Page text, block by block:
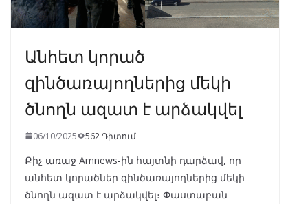
Անհետ կորած
զինծառայողներից մեկի
ծնողն ազատ է արձակվել
06/10/2025 562 Դիտում
Քիչ առաջ Amnews-ին հայտնի դարձավ, որ
անհետ կորածներ զինծառայողներից մեկի
ծնողն ազատ է արձակվել։ Փաստաբան